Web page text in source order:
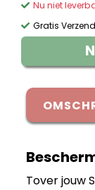
Nu niet
Gratis
Tover jouw